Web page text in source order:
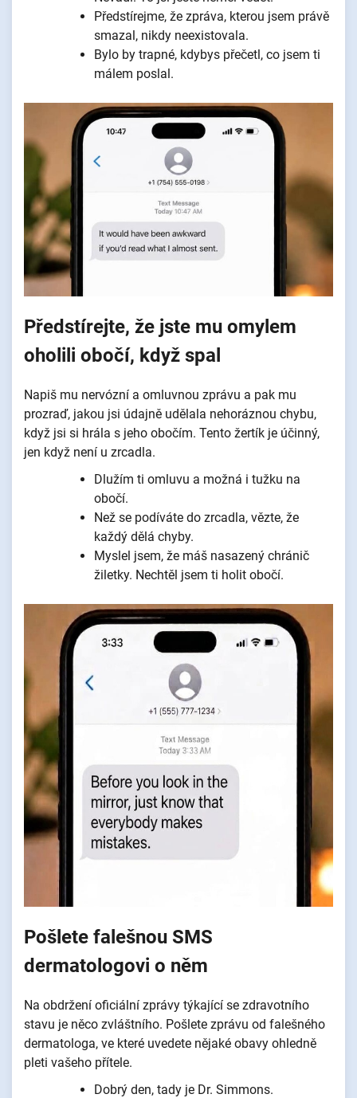
Předstírejme, že zpráva, kterou jsem právě
smazal, nikdy neexistovala.
Bylo by trapné, kdybys přečetl, co jsem ti
málem poslal.
Předstírejte, že jste mu omylem
oholili obočí, když spal
Napiš mu nervózní a omluvnou zprávu a pak mu
prozraď, jakou jsi údajně udělala nehoráznou chybu,
když jsi si hrála s jeho obočím. Tento žertík je účinný,
jen když není u zrcadla.
Dlužím ti omluvu a možná i tužku na
obočí.
Než se podíváte do zrcadla, vězte, že
každý dělá chyby.
Myslel jsem, že máš nasazený chránič
žiletky. Nechtěl jsem ti holit obočí.
Pošlete falešnou SMS
dermatologovi o něm
Na obdržení oficiální zprávy týkající se zdravotního
stavu je něco zvláštního. Pošlete zprávu od falešného
dermatologa, ve které uvedete nějaké obavy ohledně
pleti vašeho přítele.
Dobrý den, tady je Dr. Simmons.